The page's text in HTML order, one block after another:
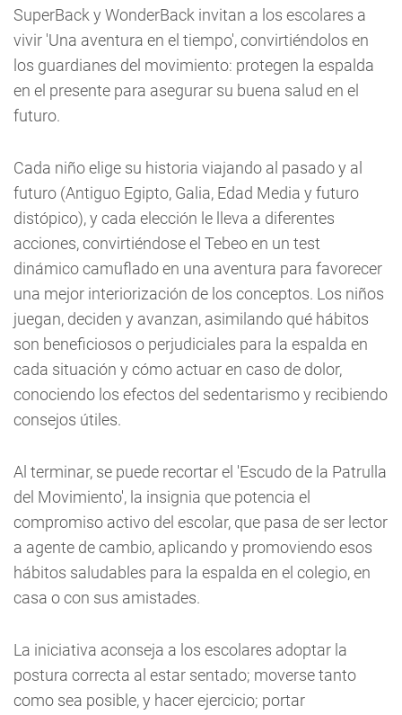
SuperBack y WonderBack invitan a los escolares a
vivir 'Una aventura en el tiempo', convirtiéndolos en
los guardianes del movimiento: protegen la espalda
en el presente para asegurar su buena salud en el
futuro.
Cada niño elige su historia viajando al pasado y al
futuro (Antiguo Egipto, Galia, Edad Media y futuro
distópico), y cada elección le lleva a diferentes
acciones, convirtiéndose el Tebeo en un test
dinámico camuflado en una aventura para favorecer
una mejor interiorización de los conceptos. Los niños
juegan, deciden y avanzan, asimilando qué hábitos
son beneficiosos o perjudiciales para la espalda en
cada situación y cómo actuar en caso de dolor,
conociendo los efectos del sedentarismo y recibiendo
consejos útiles.
Al terminar, se puede recortar el 'Escudo de la Patrulla
del Movimiento', la insignia que potencia el
compromiso activo del escolar, que pasa de ser lector
a agente de cambio, aplicando y promoviendo esos
hábitos saludables para la espalda en el colegio, en
casa o con sus amistades.
La iniciativa aconseja a los escolares adoptar la
postura correcta al estar sentado; moverse tanto
como sea posible, y hacer ejercicio; portar